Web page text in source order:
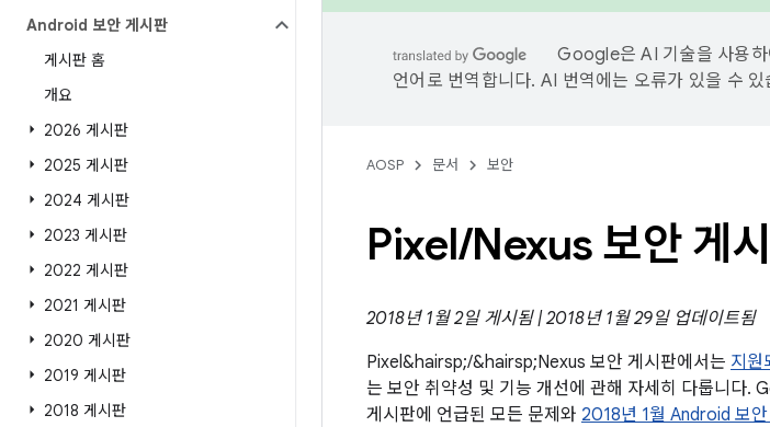
Android 보안 게시판
게시판 홈
개요
2026 게시판
2025 게시판
2024 게시판
2023 게시판
2022 게시판
2021 게시판
2020 게시판
2019 게시판
2018 게시판
Google은 AI 기술을 사용
언어로 번역합니다. AI 번역에는 오류가 있을 수 있
AOSP 문서 보안
Pixel/Nexus 보안 게
2018년 1월 2일 게시됨 | 2018년 1월 29일 업데이트됨
Pixel&hairsp;/&hairsp;Nexus 보안 게시판에서는 지원
는 보안 취약성 및 기능 개선에 관해 자세히 다룹니다.
게시판에 언급된 모든 문제와 2018년 1월 Android 보